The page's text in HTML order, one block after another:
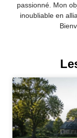
passionné. Mon
inoubliable en